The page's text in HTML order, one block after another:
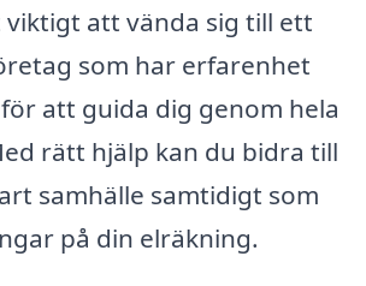
att vända sig till ett
som har erfarenhet
att guida dig genom hela
rätt hjälp kan du bidra till
samhälle samtidigt som
på din elräkning.